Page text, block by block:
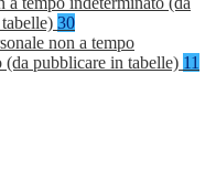
30
non a tempo
(da pubblicare in tabelle) 11